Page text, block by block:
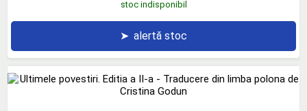
stoc indisponibil
➤ alertă stoc